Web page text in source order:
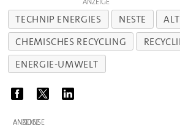
TECHNIP ENERGIES NESTE
CHEMISCHES RECYCLING
ENERGIE-UMWELT
ANZEIGE